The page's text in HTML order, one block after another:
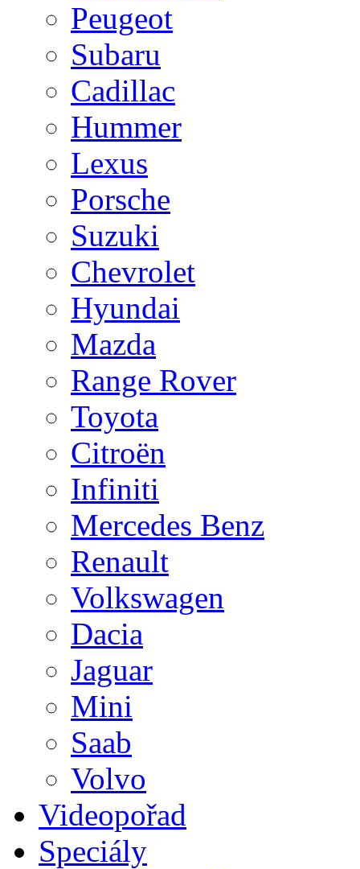
Peugeot
Subaru
Cadillac
Hummer
Lexus
Porsche
Suzuki
Chevrolet
Hyundai
Mazda
Range Rover
Toyota
Citroën
Infiniti
Mercedes Benz
Renault
Volkswagen
Dacia
Jaguar
Mini
Saab
Volvo
Videopořad
Speciály